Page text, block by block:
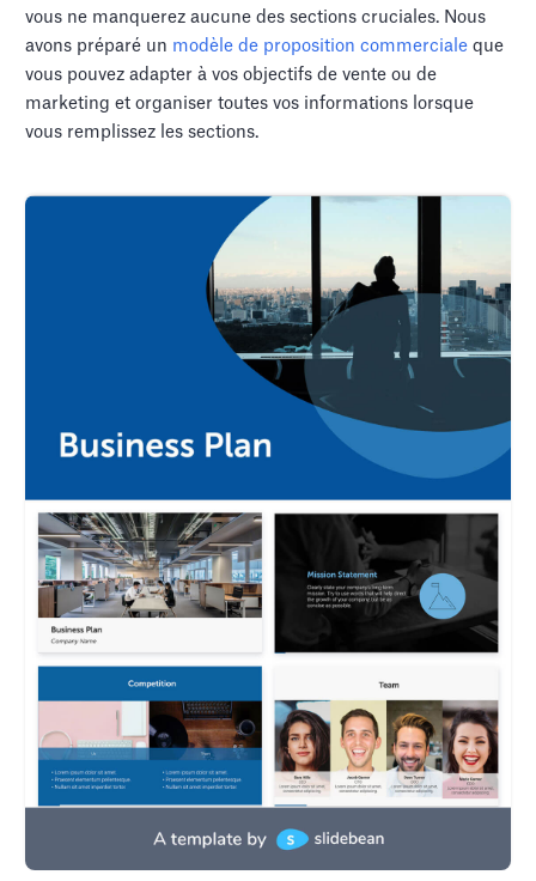
vous ne manquerez aucune des sections cruciales. Nous
avons préparé un modèle de proposition commerciale que
vous pouvez adapter à vos objectifs de vente ou de
marketing et organiser toutes vos informations lorsque
vous remplissez les sections.